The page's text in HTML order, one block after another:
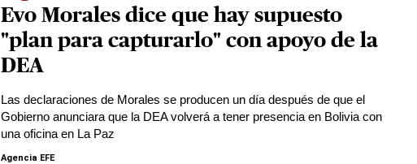
Evo Morales dice que hay supuesto
"plan para capturarlo" con apoyo de la
DEA
Las declaraciones de Morales se producen un día después de que el
Gobierno anunciara que la DEA volverá a tener presencia en Bolivia con
una oficina en La Paz
Agencia EFE